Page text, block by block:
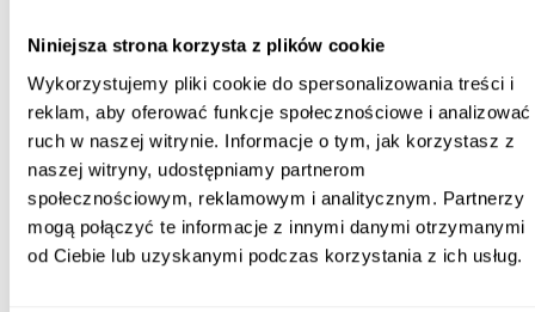
Niniejsza strona korzysta z plików cookie
Wykorzystujemy pliki cookie do spersonalizowania treści i
reklam, aby oferować funkcje społecznościowe i analizować
ruch w naszej witrynie. Informacje o tym, jak korzystasz z
naszej witryny, udostępniamy partnerom
społecznościowym, reklamowym i analitycznym. Partnerzy
mogą połączyć te informacje z innymi danymi otrzymanymi
od Ciebie lub uzyskanymi podczas korzystania z ich usług.
z niskim stołem
Skład kompletu:
sofa + stolik + 2 fotele
Styl:
nowoczesny
Materiał blatu: